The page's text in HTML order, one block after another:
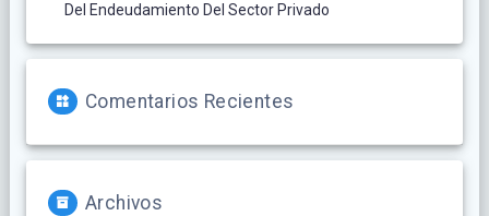
Del Endeudamiento Del Sector Privado
Comentarios Recientes
Archivos